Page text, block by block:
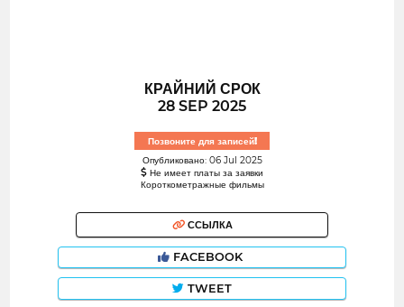
КРАЙНИЙ СРОК
28 SEP 2025
Позвоните для записей!
Опубликовано: 06 Jul 2025
Не имеет платы за заявки
Короткометражные фильмы
ССЫЛКА
FACEBOOK
TWEET